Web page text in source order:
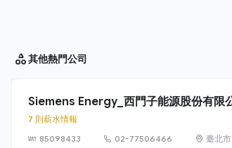
其他熱門公司
Siemens Energy_西門子能源股份有限
7 則薪水情報
85098433
02-77506466 臺北